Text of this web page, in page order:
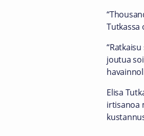
Tutkassa
joutua
Elisa
irtisanoa